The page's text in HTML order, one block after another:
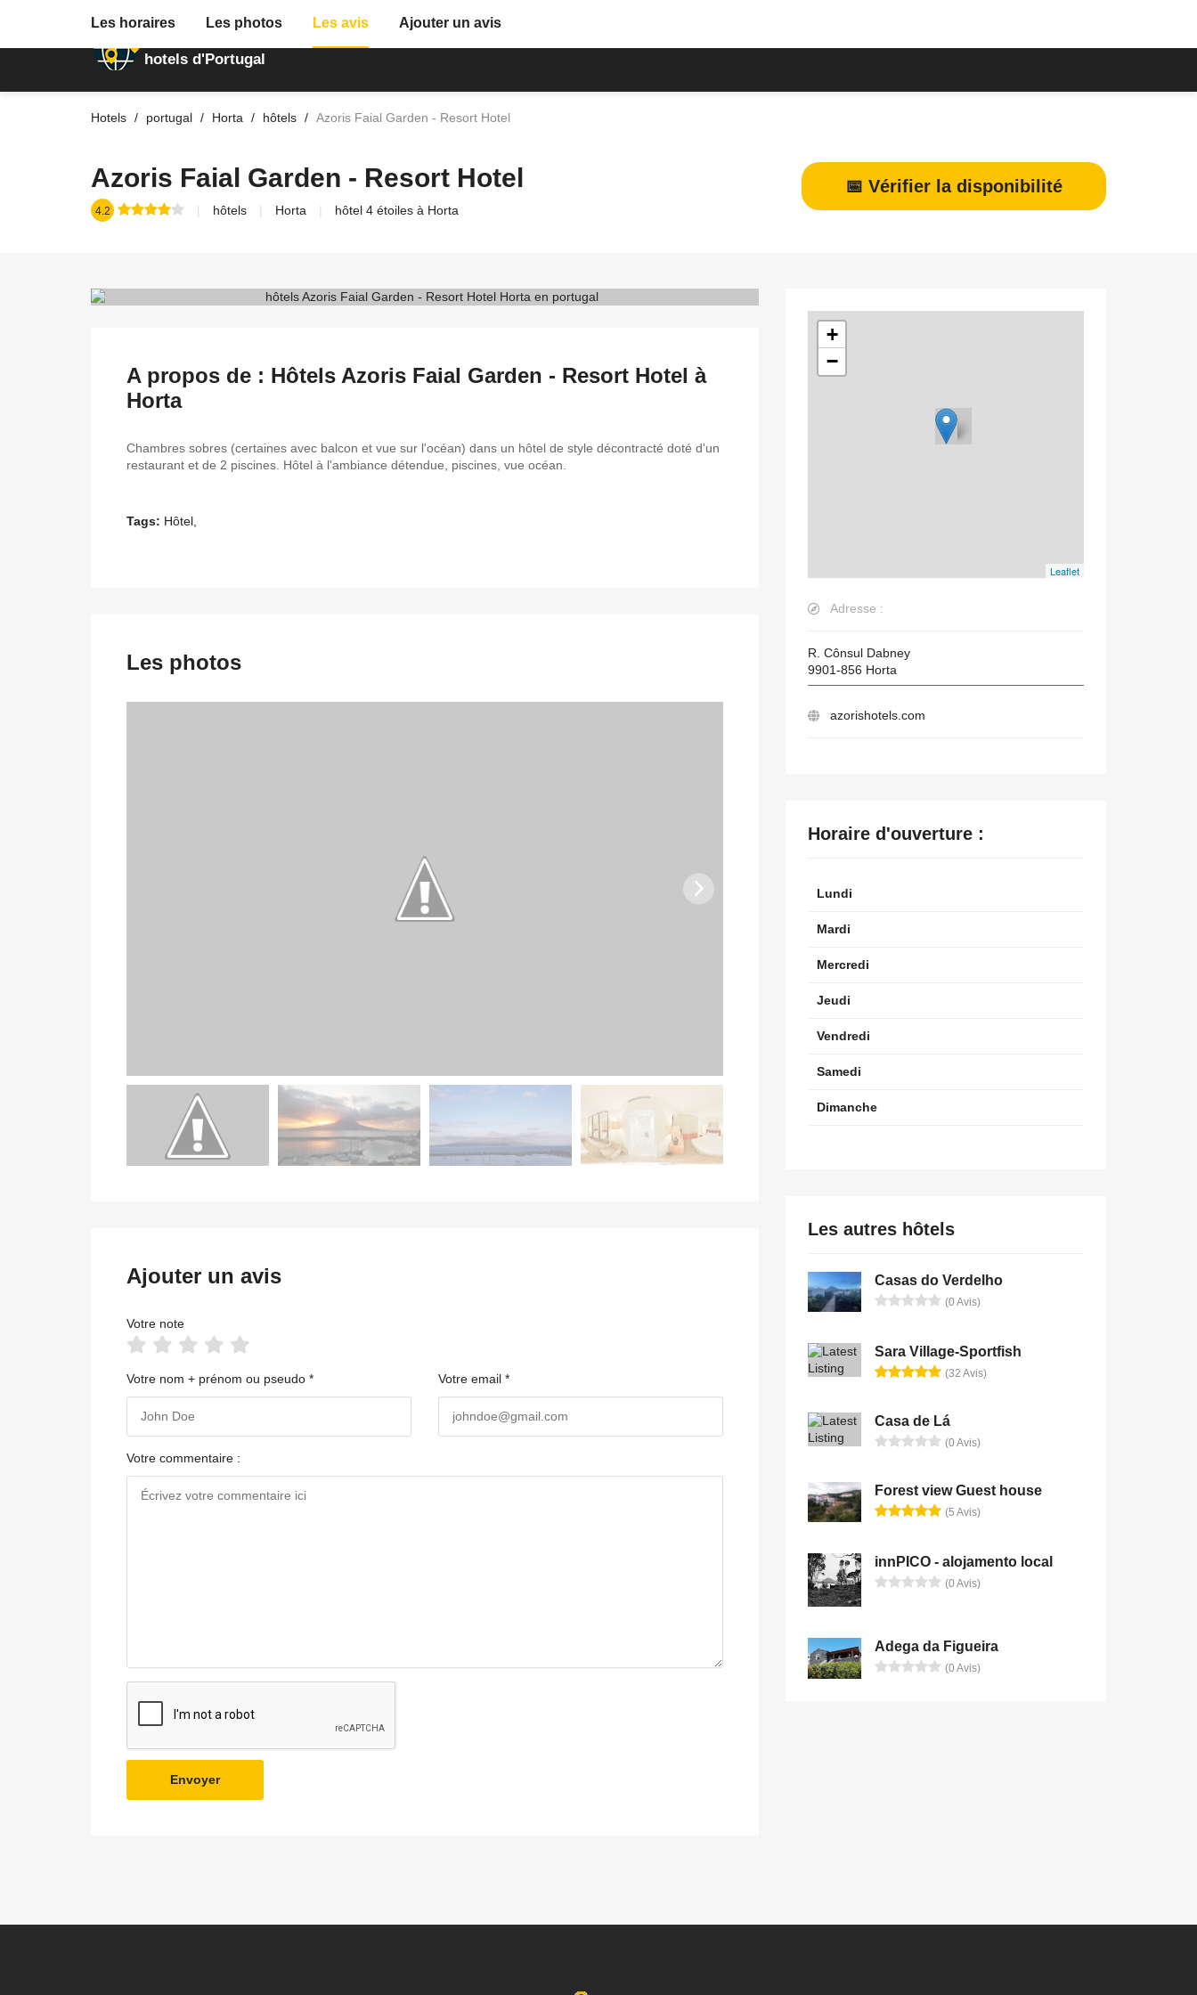
Annuaire des
hotels d'Portugal
Hotels portugal Horta hôtels Azoris Faial Garden - Resort Hotel
Azoris Faial Garden - Resort Hotel
4.2 hôtels Horta hôtel 4 étoiles à Horta
📅 Vérifier la disponibilité
Les horaires Les photos Les avis Ajouter un avis
A propos de : Hôtels Azoris Faial Garden - Resort Hotel à
Horta
Chambres sobres (certaines avec balcon et vue sur l'océan) dans un hôtel de style décontracté doté d'un
restaurant et de 2 piscines. Hôtel à l'ambiance détendue, piscines, vue océan.
Tags: Hôtel,
Les photos
Ajouter un avis
Votre note
Votre nom + prénom ou pseudo * Votre email *
Votre commentaire :
Envoyer
+
−
Leaflet
Adresse :
R. Cônsul Dabney
9901-856 Horta
azorishotels.com
Horaire d'ouverture :
Lundi
Mardi
Mercredi
Jeudi
Vendredi
Samedi
Dimanche
Les autres hôtels
Casas do Verdelho
(0 Avis)
Sara Village-Sportfish
(32 Avis)
Casa de Lá
(0 Avis)
Forest view Guest house
(5 Avis)
innPICO - alojamento local
(0 Avis)
Adega da Figueira
(0 Avis)